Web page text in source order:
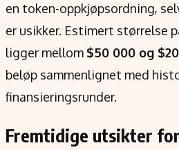
en token-oppkjøpsordning,
er usikker. Estimert størrelse
ligger mellom $50 000 og
beløp sammenlignet med
finansieringsrunder.
Fremtidige utsikter